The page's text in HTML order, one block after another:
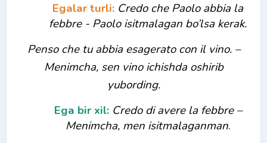
Egalar turli: Credo che Paolo abbia la
febbre - Paolo isitmalagan bo’lsa kerak.
Penso che tu abbia esagerato con il vino. –
Menimcha, sen vino ichishda oshirib
yubording.
Ega bir xil: Credo di avere la febbre –
Menimcha, men isitmalaganman.